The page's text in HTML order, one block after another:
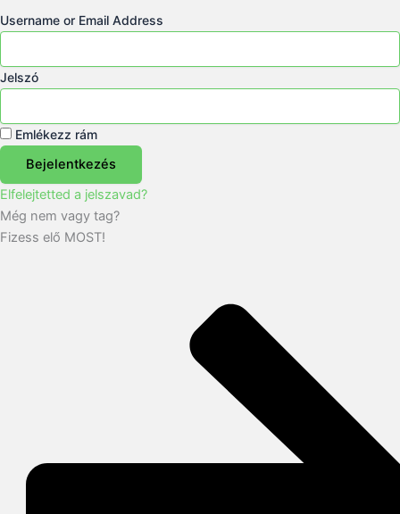
Username or Email Address
Jelszó
Emlékezz rám
Bejelentkezés
Elfelejtetted a jelszavad?
Még nem vagy tag?
Fizess elő MOST!